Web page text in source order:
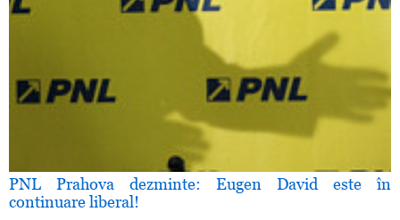
PNL Prahova dezminte: Eugen David este în
continuare liberal!